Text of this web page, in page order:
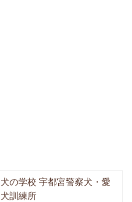
犬の学校 宇都宮警察犬・愛
犬訓練所